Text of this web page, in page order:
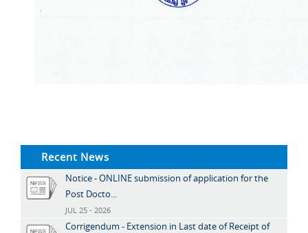
Recent News
Notice - ONLINE submission of application for the
Post Docto...
JUL 25 - 2026
Corrigendum - Extension in Last date of Receipt of